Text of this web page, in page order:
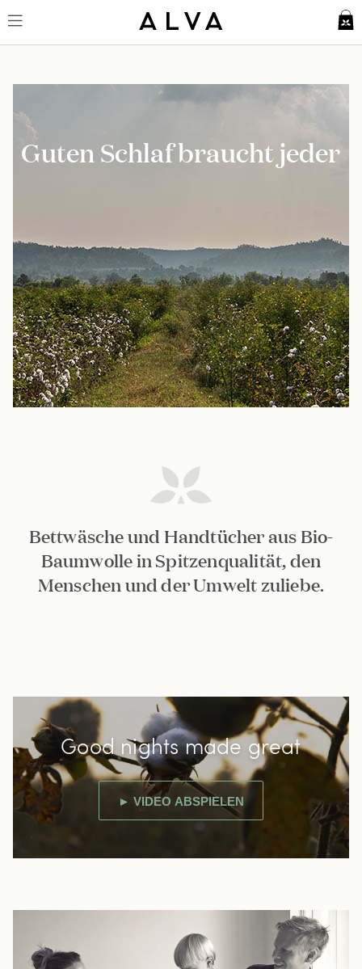
Guten Schlaf braucht jeder
Bettwäsche und Handtücher aus Bio-
Baumwolle in Spitzenqualität, den
Menschen und der Umwelt zuliebe.
Good nights made great
► VIDEO ABSPIELEN